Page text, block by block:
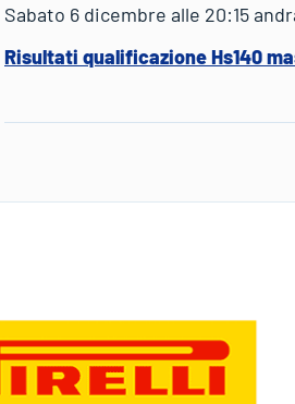
Sabato 6 dicembre alle 20:15
Risultati qualificazione Hs140